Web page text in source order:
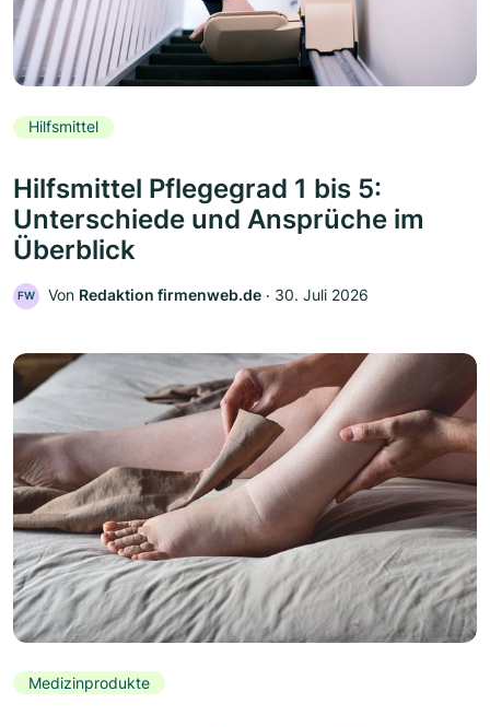
Hilfsmittel
Hilfsmittel Pflegegrad 1 bis 5:
Unterschiede und Ansprüche im
Überblick
FW Von Redaktion firmenweb.de ‧ 30. Juli 2026
Medizinprodukte